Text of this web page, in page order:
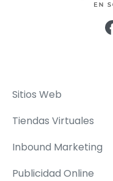
Sitios Web
Tiendas Virtuales
Inbound Marketing
Publicidad Online